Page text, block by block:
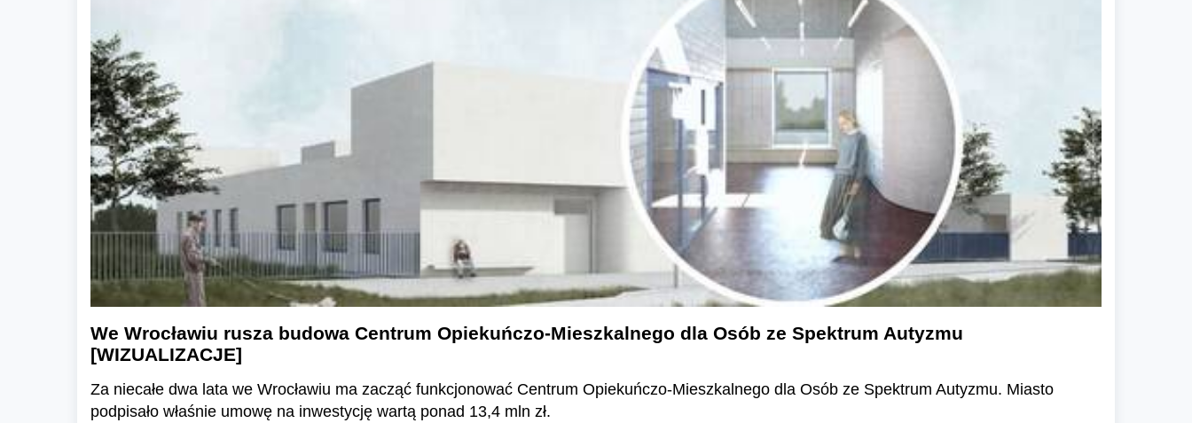
We Wrocławiu rusza budowa Centrum Opiekuńczo-Mieszkalnego dla Osób ze Spektrum Autyzmu
[WIZUALIZACJE]
Za niecałe dwa lata we Wrocławiu ma zacząć funkcjonować Centrum Opiekuńczo-Mieszkalnego dla Osób ze Spektrum Autyzmu. Miasto
podpisało właśnie umowę na inwestycję wartą ponad 13,4 mln zł.